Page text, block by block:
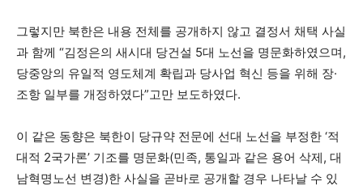
그렇지만 북한은 내용 전체를 공개하지 않고 결정서 채택 사실
과 함께 “김정은의 새시대 당건설 5대 노선을 명문화하였으며,
당중앙의 유일적 영도체계 확립과 당사업 혁신 등을 위해 장·
조항 일부를 개정하였다”고만 보도하였다.
이 같은 동향은 북한이 당규약 전문에 선대 노선을 부정한 ‘적
대적 2국가론’ 기조를 명문화(민족, 통일과 같은 용어 삭제, 대
남혁명노선 변경)한 사실을 곧바로 공개할 경우 나타날 수 있